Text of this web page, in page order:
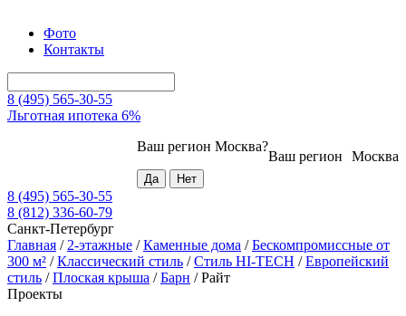
Фото
Контакты
8 (495) 565-30-55
Льготная ипотека 6%
Москва
Ваш регион
Ваш регион Москва?
8 (495) 565-30-55
8 (812) 336-60-79
Санкт-Петербург
Главная / 2-этажные /Каменные дома /Бескомпромиссные от
300 м² /Классический стиль /Стиль HI-TECH /Европейский
стиль /Плоская крыша /Барн /Райт
Проекты